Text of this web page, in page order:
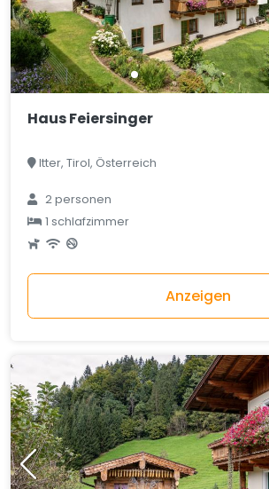
Haus Feiersinger
Itter, Tirol, Österreich
2 personen
1 schlafzimmer
Anzeigen